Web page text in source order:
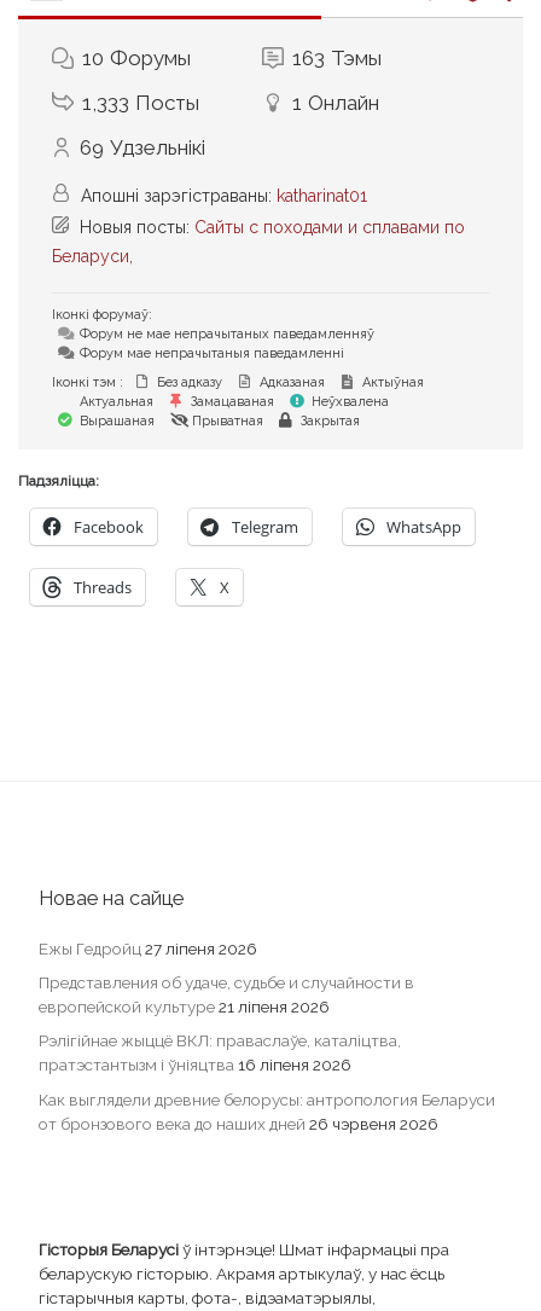
10 Форумы 163 Тэмы
1,333 Посты 1 Онлайн
69 Удзельнікі
Апошні зарэгістраваны: katharinat01
Новыя посты: Сайты с походами и сплавами по
Беларуси,
Іконкі форумаў:
Форум не мае непрачытаных паведамленняў
Форум мае непрачытаныя паведамленні
Іконкі тэм :
Без адказу Адказаная
Актыўная
Актуальная
Замацаваная
Неўхвалена
Вырашаная
Прыватная Закрытая
Падзяліцца:
Facebook Telegram WhatsApp
Threads X
Новае на сайце
Ежы Гедройц 27 ліпеня 2026
Представления об удаче, судьбе и случайности в
европейской культуре21 ліпеня 2026
Рэлігійнае жыццё ВКЛ: праваслаўе, каталіцтва,
пратэстантызм і ўніяцтва16 ліпеня 2026
Как выглядели древние белорусы: антропология Беларуси
от бронзового века до наших дней 26 чэрвеня 2026
Гісторыя Беларусіў інтэрнэце! Шмат інфармацыі пра
беларускую гісторыю. Акрамя артыкулаў, у нас ёсць
гістарычныя карты, фота-, відэаматэрыялы,